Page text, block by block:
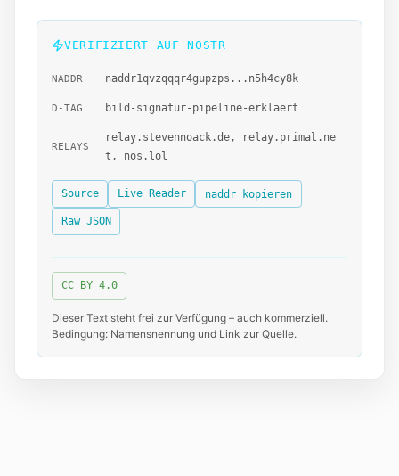
VERIFIZIERT AUF NOSTR
NADDR naddr1qvzqqqr4gupzps...n5h4cy8k
D-TAG bild-signatur-pipeline-erklaert
RELAYS
relay.stevennoack.de, relay.primal.ne
t, nos.lol
Source Live Reader naddr kopieren
Raw JSON
CC BY 4.0
Dieser Text steht frei zur Verfügung – auch kommerziell.
Bedingung: Namensnennung und Link zur Quelle.